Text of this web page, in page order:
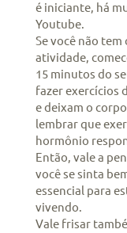
é iniciante, há
Youtube.
Se você não
atividade,
15 minutos do
fazer exercícios
e deixam o
lembrar que
hormônio
Então, vale a
você se sinta
essencial para
vivendo.
Vale frisar